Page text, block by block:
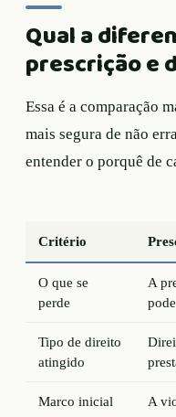
Qual a
prescrição e
Essa é a comparação
mais segura de não
entender o porquê de
Critério
O que se
perde
A
Tipo de direito
atingido
Marco inicial
A